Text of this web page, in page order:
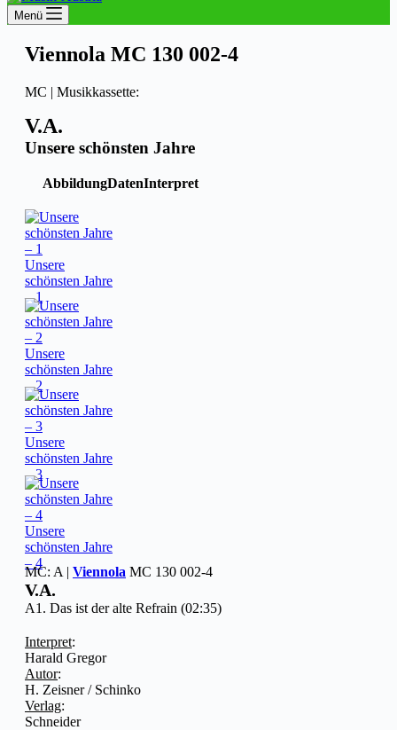
Menü
Viennola MC 130 002-4
MC | Musikkassette:
V.A.
Unsere schönsten Jahre
AbbildungDatenInterpret
Unsere
schönsten Jahre
– 1
Unsere
schönsten Jahre
– 2
Unsere
schönsten Jahre
– 3
Unsere
schönsten Jahre
– 4
MC: A | Viennola MC 130 002-4
V.A.
A1. Das ist der alte Refrain (02:35)
Interpret:
Harald Gregor
Autor:
H. Zeisner / Schinko
Verlag:
Schneider